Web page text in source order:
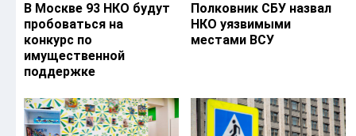
В Москве 93 НКО будут
пробоваться на
конкурс по
имущественной
поддержке
Полковник СБУ назвал
НКО уязвимыми
местами ВСУ